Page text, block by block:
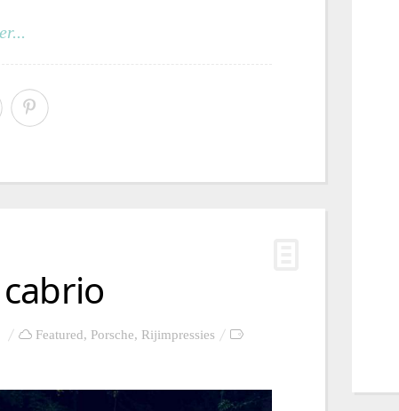
Featured, Porsche, Rijimpressies